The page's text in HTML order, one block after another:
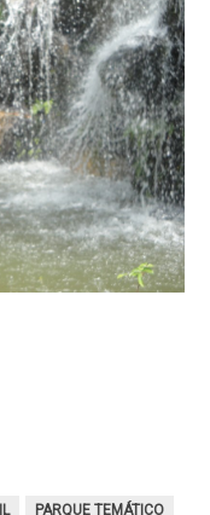
PARQUE TEMÁTICO